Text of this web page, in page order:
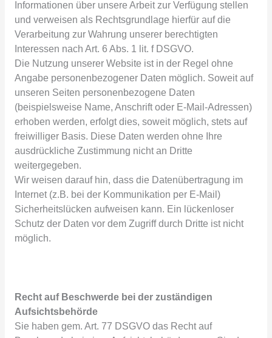
Informationen über unsere Arbeit zur Verfügung stellen
und verweisen als Rechtsgrundlage hierfür auf die
Verarbeitung zur Wahrung unserer berechtigten
Interessen nach Art. 6 Abs. 1 lit. f DSGVO.
Die Nutzung unserer Website ist in der Regel ohne
Angabe personenbezogener Daten möglich. Soweit auf
unseren Seiten personenbezogene Daten
(beispielsweise Name, Anschrift oder E-Mail-Adressen)
erhoben werden, erfolgt dies, soweit möglich, stets auf
freiwilliger Basis. Diese Daten werden ohne Ihre
ausdrückliche Zustimmung nicht an Dritte
weitergegeben.
Wir weisen darauf hin, dass die Datenübertragung im
Internet (z.B. bei der Kommunikation per E-Mail)
Sicherheitslücken aufweisen kann. Ein lückenloser
Schutz der Daten vor dem Zugriff durch Dritte ist nicht
möglich.
Recht auf Beschwerde bei der zuständigen
Aufsichtsbehörde
Sie haben gem. Art. 77 DSGVO das Recht auf